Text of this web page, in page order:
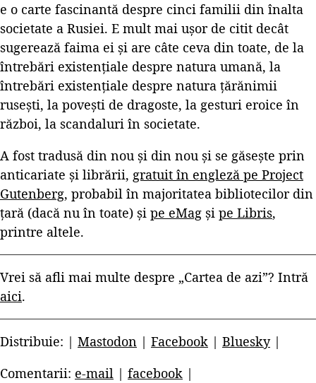
e o carte fascinantă despre cinci familii din înalta
societate a Rusiei. E mult mai ușor de citit decât
sugerează faima ei și are câte ceva din toate, de la
întrebări existențiale despre natura umană, la
întrebări existențiale despre natura țărănimii
rusești, la povești de dragoste, la gesturi eroice în
război, la scandaluri în societate.
A fost tradusă din nou și din nou și se găsește prin
anticariate și librării, gratuit în engleză pe Project
Gutenberg, probabil în majoritatea bibliotecilor din
țară (dacă nu în toate) și pe eMag și pe Libris,
printre altele.
Vrei să afli mai multe despre „Cartea de azi”? Intră
aici.
Distribuie: | Mastodon | Facebook | Bluesky|
Comentarii: e-mail | facebook |